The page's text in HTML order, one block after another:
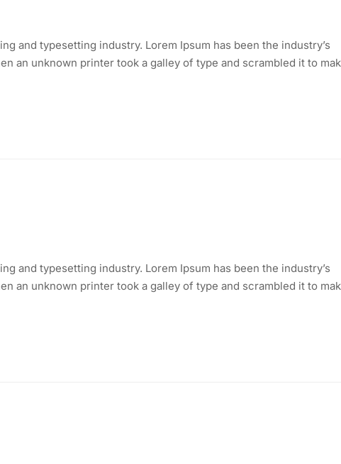
and typesetting industry. Lorem Ipsum has been the industry’s
an unknown printer took a galley of type and scrambled it to
and typesetting industry. Lorem Ipsum has been the industry’s
an unknown printer took a galley of type and scrambled it to